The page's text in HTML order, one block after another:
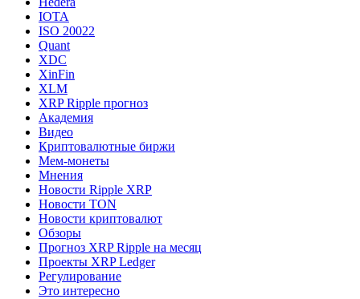
IOTA
ISO 20022
Quant
XDC
XinFin
XLM
XRP Ripple прогноз
Академия
Видео
Криптовалютные биржи
Мем-монеты
Мнения
Новости Ripple XRP
Новости TON
Новости криптовалют
Обзоры
Прогноз XRP Ripple на месяц
Проекты XRP Ledger
Регулирование
Это интересно